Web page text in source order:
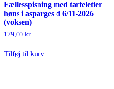
Fællesspisning med tarteletter
høns i asparges d 6/11-2026
(voksen)
179,00 kr.
Tilføj til kurv